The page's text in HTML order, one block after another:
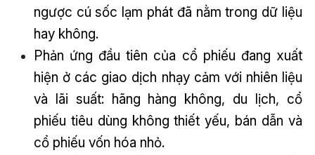
ngược cú sốc lạm phát đã nằm trong dữ liệu
hay không.
Phản ứng đầu tiên của cổ phiếu đang xuất
hiện ở các giao dịch nhạy cảm với nhiên liệu
và lãi suất: hãng hàng không, du lịch, cổ
phiếu tiêu dùng không thiết yếu, bán dẫn và
cổ phiếu vốn hóa nhỏ.